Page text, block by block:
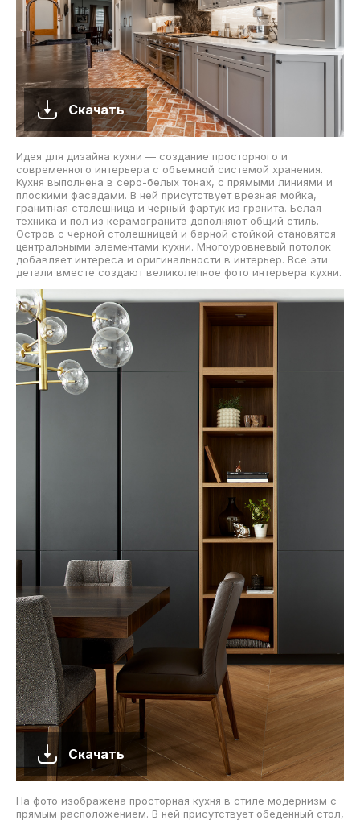
Скачать
Идея для дизайна кухни — создание просторного и
современного интерьера с объемной системой хранения.
Кухня выполнена в серо-белых тонах, с прямыми линиями и
плоскими фасадами. В ней присутствует врезная мойка,
гранитная столешница и черный фартук из гранита. Белая
техника и пол из керамогранита дополняют общий стиль.
Остров с черной столешницей и барной стойкой становятся
центральными элементами кухни. Многоуровневый потолок
добавляет интереса и оригинальности в интерьер. Все эти
детали вместе создают великолепное фото интерьера кухни.
Скачать
На фото изображена просторная кухня в стиле модернизм с
прямым расположением. В ней присутствует обеденный стол,